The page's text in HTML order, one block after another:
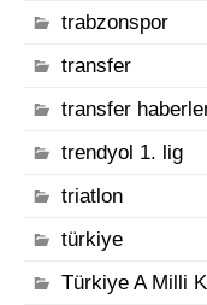
trabzonspor
transfer
transfer
trendyol 1. lig
triatlon
türkiye
Türkiye A Milli